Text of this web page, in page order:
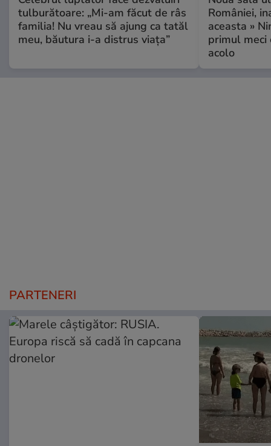
tulburătoare: „Mi-am făcut de râs
familia! Nu vreau să ajung ca tatăl
meu, băutura i-a distrus viața”
României,
aceasta »
primul meci
acolo
PARTENERI